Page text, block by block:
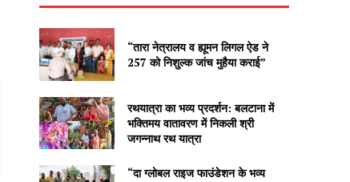
“तारा नेत्रालय व ह्यूमन लिगल ऐड ने
257 को निशुल्क जांच मुहैया कराई”
रथयात्रा का भव्य प्रदर्शन: बलटाना में
भक्तिमय वातावरण में निकली श्री
जगन्नाथ रथ यात्रा
“दा ग्लोबल राइज फाउंडेशन के भव्य